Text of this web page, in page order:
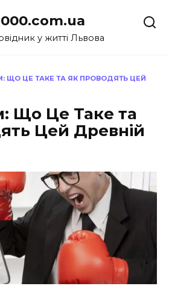
у житті Львова
ЩО ЦЕ ТАКЕ ТА ЯК ПРОВОДЯТЬ ЦЕЙ
Що Це Таке та
Цей Древній